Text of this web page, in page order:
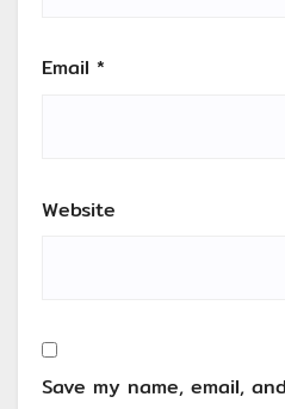
Email *
Website
Save my name, email,